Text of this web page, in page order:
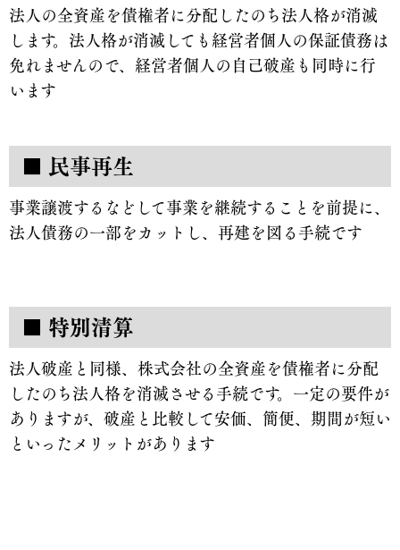
法人の全資産を債権者に分配したのち法人格が消滅
します。法人格が消滅しても経営者個人の保証債務は
免れませんので、経営者個人の自己破産も同時に行
います
■ 民事再生
事業譲渡するなどして事業を継続することを前提に、
法人債務の一部をカットし、再建を図る手続です
■ 特別清算
法人破産と同様、株式会社の全資産を債権者に分配
したのち法人格を消滅させる手続です。一定の要件が
ありますが、破産と比較して安価、簡便、期間が短い
といったメリットがあります